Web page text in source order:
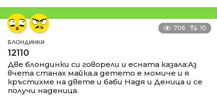
706 10
БЛОНДИНКИ
12110
Две блондинки си говорели и есната казала:Аз
вчета станах майка,а детето е момиче и я
кръстихме на двете и баби Надя и Деница и се
получи наденица.